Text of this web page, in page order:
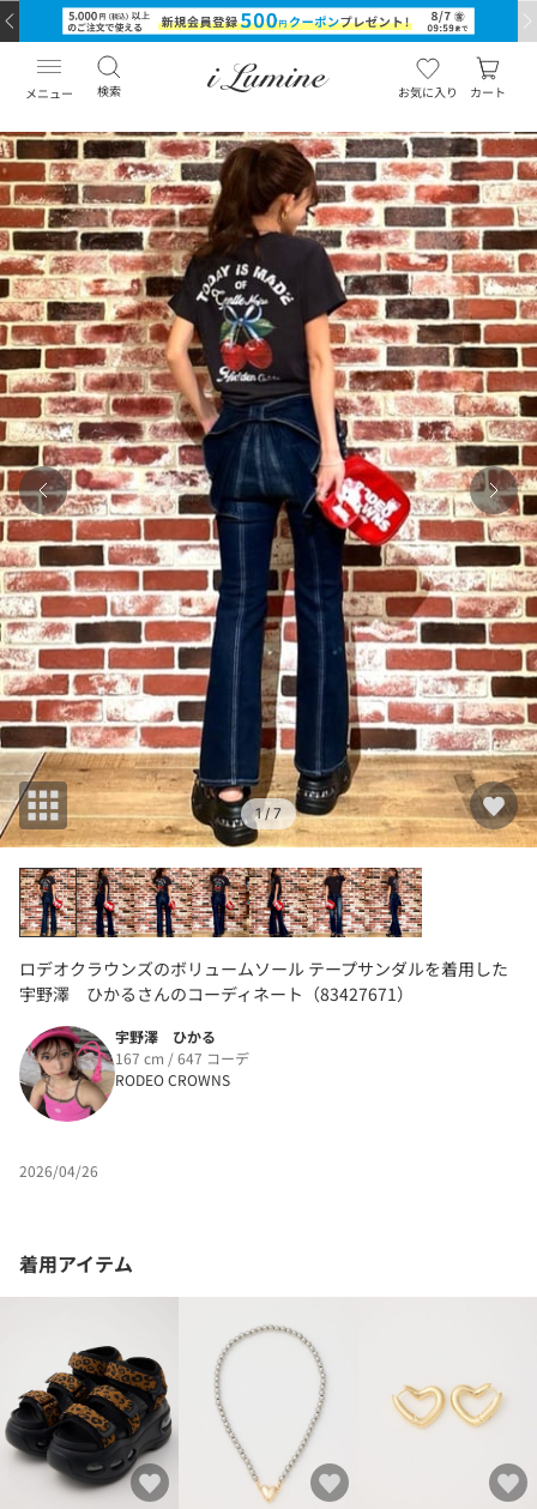
メニュー 検索 お気に入り カート
1/ 7
ロデオクラウンズのボリュームソール テープサンダルを着用した
宇野澤 ひかるさんのコーディネート（83427671）
宇野澤 ひかる
167 cm / 647 コーデ
RODEO CROWNS
2026/04/26
着用アイテム